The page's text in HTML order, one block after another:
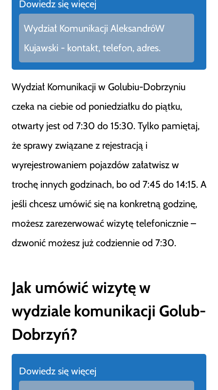
Dowiedz się więcej
Wydział Komunikacji AleksandróW
Kujawski - kontakt, telefon, adres.
Wydział Komunikacji w Golubiu-Dobrzyniu
czeka na ciebie od poniedziałku do piątku,
otwarty jest od 7:30 do 15:30. Tylko pamiętaj,
że sprawy związane z rejestracją i
wyrejestrowaniem pojazdów załatwisz w
trochę innych godzinach, bo od 7:45 do 14:15. A
jeśli chcesz umówić się na konkretną godzinę,
możesz zarezerwować wizytę telefonicznie –
dzwonić możesz już codziennie od 7:30.
Jak umówić wizytę w
wydziale komunikacji Golub-
Dobrzyń?
Dowiedz się więcej